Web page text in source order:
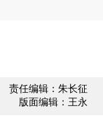
责任编辑：朱长征
版面编辑：王永